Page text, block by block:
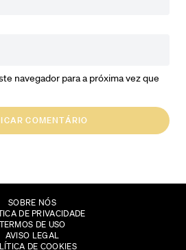
navegador para a próxima vez que
SOBRE NÓS
DE PRIVACIDADE
TERMOS DE USO
AVISO LEGAL
DE COOKIES